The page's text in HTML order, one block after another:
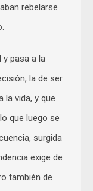
rebelarse
y pasa a la
la de ser
la vida, y que
que luego se
surgida
exige de
también de